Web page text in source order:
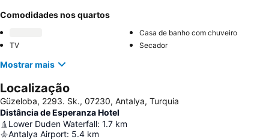
Comodidades nos quartos
Casa de banho com chuveiro
TV
Secador
Mostrar mais
Localização
Güzeloba, 2293. Sk., 07230, Antalya, Turquia
Distância de Esperanza Hotel
Lower Duden Waterfall: 1.7 km
Antalya Airport: 5.4 km